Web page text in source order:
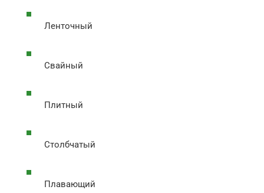
Ленточный
Свайный
Плитный
Столбчатый
Плавающий